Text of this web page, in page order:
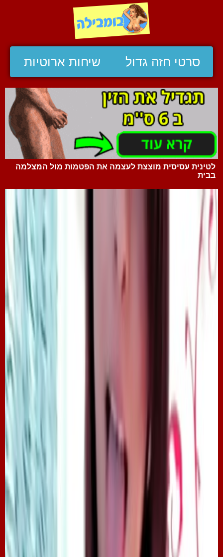
סרטי חזה גדול שיחות ארוטיות
לטינית עסיסית מוצצת לעצמה את הפטמות מול המצלמה
בבית